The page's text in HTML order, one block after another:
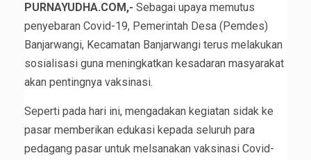
PURNAYUDHA.COM,- Sebagai upaya memutus
penyebaran Covid-19, Pemerintah Desa (Pemdes)
Banjarwangi, Kecamatan Banjarwangi terus melakukan
sosialisasi guna meningkatkan kesadaran masyarakat
akan pentingnya vaksinasi.
Seperti pada hari ini, mengadakan kegiatan sidak ke
pasar memberikan edukasi kepada seluruh para
pedagang pasar untuk melsanakan vaksinasi Covid-